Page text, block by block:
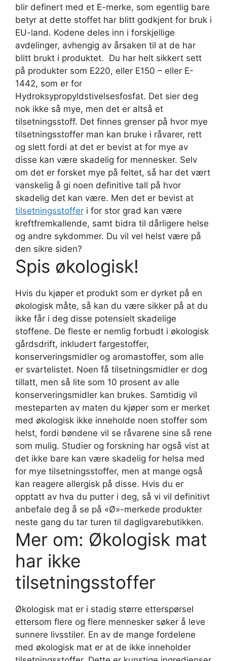
blir definert med et E-merke, som egentlig bare
betyr at dette stoffet har blitt godkjent for bruk i
EU-land. Kodene deles inn i forskjellige
avdelinger, avhengig av årsaken til at de har
blitt brukt i produktet. Du har helt sikkert sett
på produkter som E220, eller E150 – eller E-
1442, som er for
Hydroksypropyldstivelsesfosfat. Det sier deg
nok ikke så mye, men det er altså et
tilsetningsstoff. Det finnes grenser på hvor mye
tilsetningsstoffer man kan bruke i råvarer, rett
og slett fordi at det er bevist at for mye av
disse kan være skadelig for mennesker. Selv
om det er forsket mye på feltet, så har det vært
vanskelig å gi noen definitive tall på hvor
skadelig det kan være. Men det er bevist at
tilsetningsstoffer i for stor grad kan være
kreftfremkallende, samt bidra til dårligere helse
og andre sykdommer. Du vil vel helst være på
den sikre siden?
Spis økologisk!
Hvis du kjøper et produkt som er dyrket på en
økologisk måte, så kan du være sikker på at du
ikke får i deg disse potensielt skadelige
stoffene. De fleste er nemlig forbudt i økologisk
gårdsdrift, inkludert fargestoffer,
konserveringsmidler og aromastoffer, som alle
er svartelistet. Noen få tilsetningsmidler er dog
tillatt, men så lite som 10 prosent av alle
konserveringsmidler kan brukes. Samtidig vil
mesteparten av maten du kjøper som er merket
med økologisk ikke inneholde noen stoffer som
helst, fordi bøndene vil se råvarene sine så rene
som mulig. Studier og forskning har også vist at
det ikke bare kan være skadelig for helsa med
for mye tilsetningsstoffer, men at mange også
kan reagere allergisk på disse. Hvis du er
opptatt av hva du putter i deg, så vi vil definitivt
anbefale deg å se på «Ø»-merkede produkter
neste gang du tar turen til dagligvarebutikken.
Mer om: Økologisk mat
har ikke
tilsetningsstoffer
Økologisk mat er i stadig større etterspørsel
ettersom flere og flere mennesker søker å leve
sunnere livsstiler. En av de mange fordelene
med økologisk mat er at de ikke inneholder